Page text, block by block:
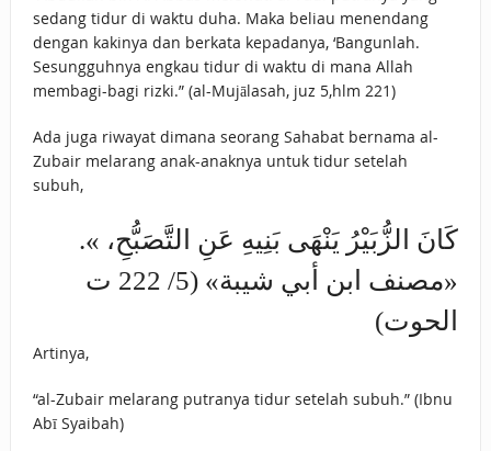
sedang tidur di waktu duha. Maka beliau menendang
dengan kakinya dan berkata kepadanya, ‘Bangunlah.
Sesungguhnya engkau tidur di waktu di mana Allah
membagi-bagi rizki.” (al-Mujālasah, juz 5,hlm 221)
Ada juga riwayat dimana seorang Sahabat bernama al-
Zubair melarang anak-anaknya untuk tidur setelah
subuh,
‌كَانَ ‌الزُّبَيْرُ ‌يَنْهَى ‌بَنِيهِ ‌عَنِ ‌التَّصَبُّحِ، ».
«مصنف ابن أبي شيبة» (5/ 222 ت
الحوت)
Artinya,
“al-Zubair melarang putranya tidur setelah subuh.” (Ibnu
Abī Syaibah)